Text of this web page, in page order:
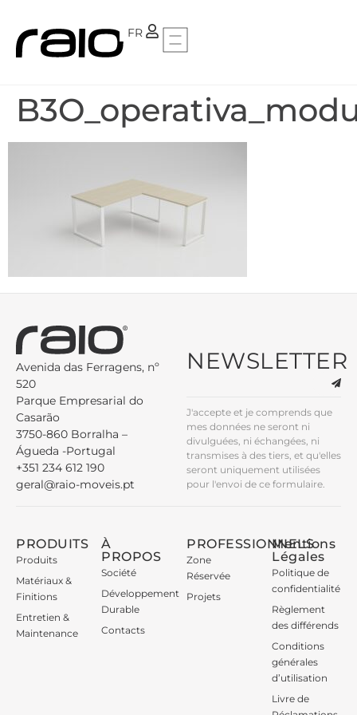
FR
PT
Avenida das Ferragens, nº
520
Parque Empresarial do
Casarão
3750-860 Borralha –
Águeda -Portugal
+351 234 612 190
geral@raio-moveis.pt
NEWSLETTER
J'accepte et je comprends que
mes données ne seront ni
divulguées, ni échangées, ni
transmises à des tiers, et qu'elles
seront uniquement utilisées
pour l'envoi de ce formulaire.
PRODUITS
Produits
Matériaux &
Finitions
Entretien &
Maintenance
À
PROPOS
Société
Développement
Durable
Contacts
PROFESSIONNELS
Zone
Réservée
Projets
Mentions
Légales
Politique de
confidentialité
Règlement
des différends
Conditions
générales
d’utilisation
Livre de